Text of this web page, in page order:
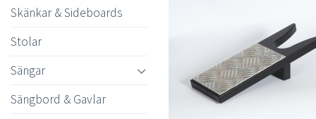
Skänkar & Sideboards
Stolar
Sängar
Sängbord & Gavlar